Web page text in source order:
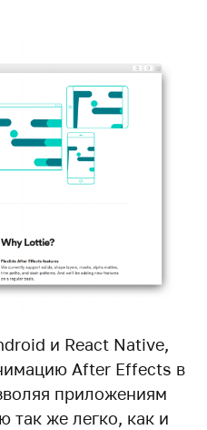
и React Native,
After Effects в
приложениям
так же легко, как и